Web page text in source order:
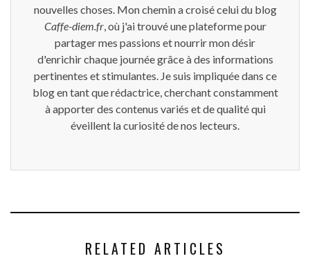
nouvelles choses. Mon chemin a croisé celui du blog
Caffe-diem.fr, où j'ai trouvé une plateforme pour
partager mes passions et nourrir mon désir
d'enrichir chaque journée grâce à des informations
pertinentes et stimulantes. Je suis impliquée dans ce
blog en tant que rédactrice, cherchant constamment
à apporter des contenus variés et de qualité qui
éveillent la curiosité de nos lecteurs.
RELATED ARTICLES